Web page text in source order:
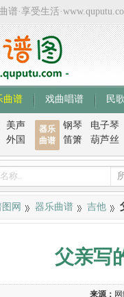
谱·享受生活
曲谱 戏曲唱谱 民
美声
外国
器乐
曲谱
钢琴 电子琴
笛箫
葫芦丝
网 器乐曲谱 吉他
父亲写
来源：